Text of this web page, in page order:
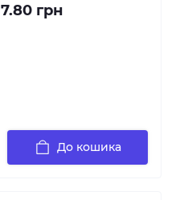
7.80 грн
До кошика